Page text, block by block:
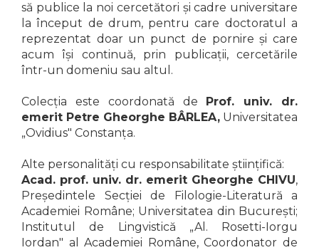
să publice la noi cercetători și cadre universitare
la început de drum, pentru care doctoratul a
reprezentat doar un punct de pornire și care
acum își continuă, prin publicații, cercetările
într-un domeniu sau altul.
Colecția este coordonată de Prof. univ. dr.
emerit Petre Gheorghe BÂRLEA, Universitatea
„Ovidius" Constanța.
Alte personalități cu responsabilitate științifică:
Acad. prof. univ. dr. emerit Gheorghe CHIVU,
Președintele Secției de Filologie-Literatură a
Academiei Române; Universitatea din București;
Institutul de Lingvistică „Al. Rosetti-Iorgu
Iordan" al Academiei Române, Coordonator de